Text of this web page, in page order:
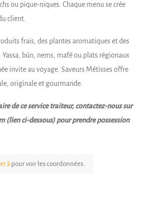
ou pique-niques. Chaque menu se crée
client.
frais, des plantes aromatiques et des
bún, nems, mafé ou plats régionaux
invite au voyage. Saveurs Métisses offre
originale et gourmande.
de ce service traiteur, contactez-nous sur
(lien ci-dessous) pour prendre possession
à pour voir les coordonnées.